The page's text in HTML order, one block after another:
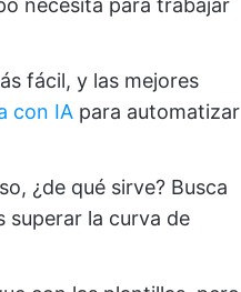
necesita para trabajar
fácil, y las mejores
con IA para automatizar
¿de qué sirve? Busca
superar la curva de